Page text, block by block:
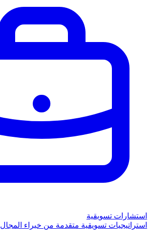
استشارات تسويقية
استراتيجيات تسويقية متقدمة من خبراء المجال